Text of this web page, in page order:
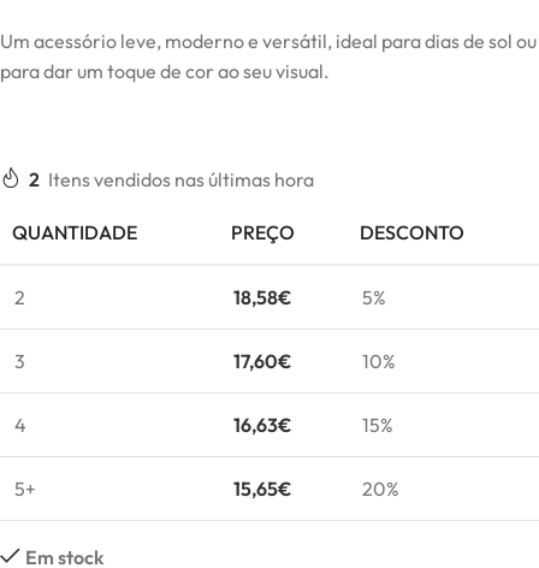
Um acessório leve, moderno e versátil, ideal para dias de sol ou
para dar um toque de cor ao seu visual.
2 Itens vendidos nas últimas hora
QUANTIDADE PREÇO DESCONTO
2 18,58€ 5%
3 17,60€ 10%
4 16,63€ 15%
5+ 15,65€ 20%
Em stock